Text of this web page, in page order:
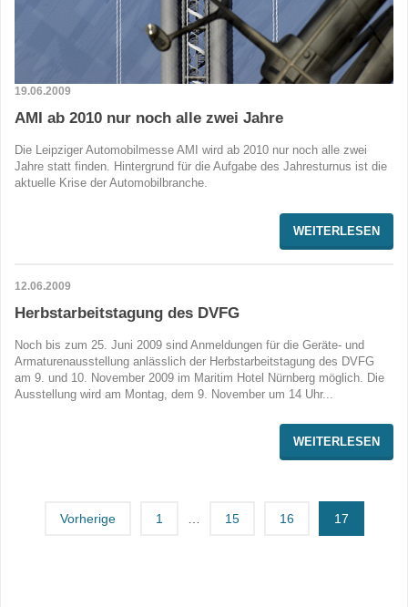
19.06.2009
AMI ab 2010 nur noch alle zwei Jahre
Die Leipziger Automobilmesse AMI wird ab 2010 nur noch alle zwei
Jahre statt finden. Hintergrund für die Aufgabe des Jahresturnus ist die
aktuelle Krise der Automobilbranche.
WEITERLESEN
12.06.2009
Herbstarbeitstagung des DVFG
Noch bis zum 25. Juni 2009 sind Anmeldungen für die Geräte- und
Armaturenausstellung anlässlich der Herbstarbeitstagung des DVFG
am 9. und 10. November 2009 im Maritim Hotel Nürnberg möglich. Die
Ausstellung wird am Montag, dem 9. November um 14 Uhr...
WEITERLESEN
Vorherige 1 … 15 16 17